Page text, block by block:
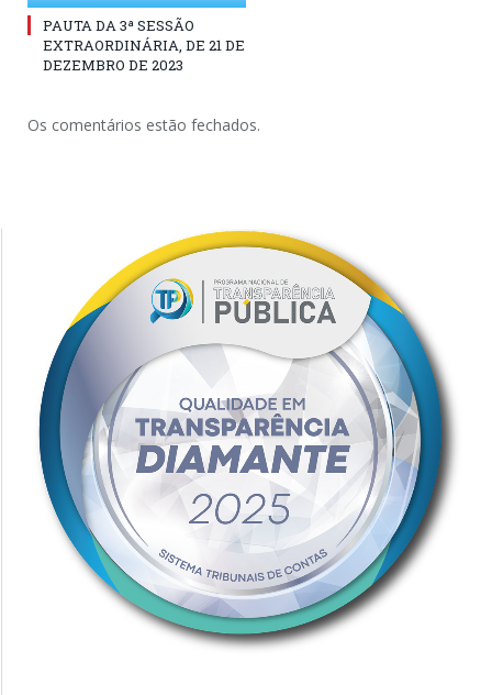
PAUTA DA 3ª SESSÃO
EXTRAORDINÁRIA, DE 21 DE
DEZEMBRO DE 2023
Os comentários estão fechados.